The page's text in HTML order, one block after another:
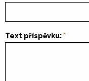
Text příspěvku: